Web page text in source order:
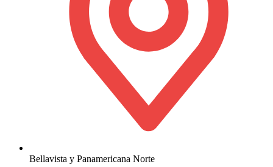
Bellavista y Panamericana Norte